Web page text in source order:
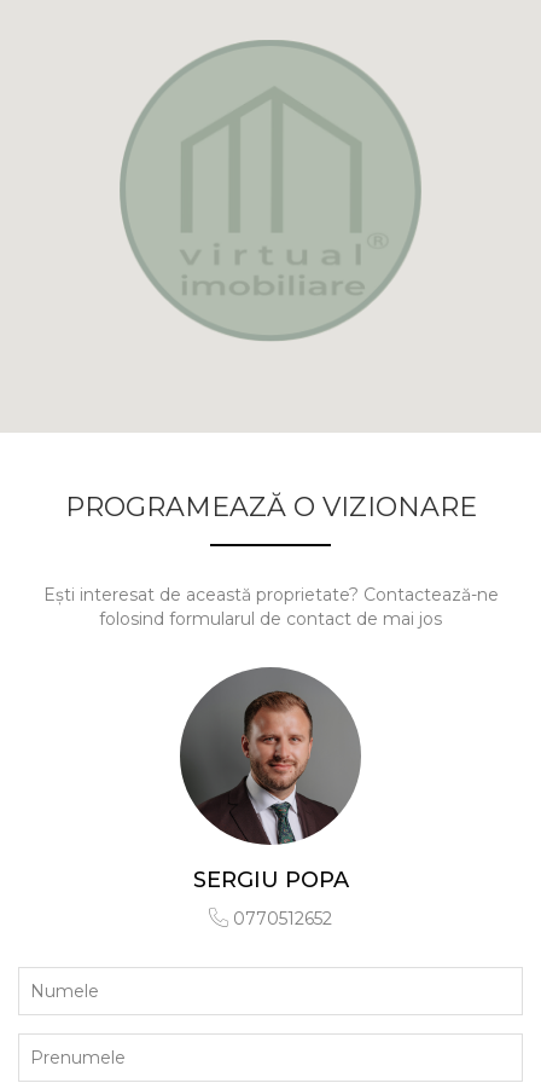
PROGRAMEAZĂ O VIZIONARE
Ești interesat de această proprietate? Contactează-ne
folosind formularul de contact de mai jos
SERGIU POPA
0770512652
Numele
Prenumele